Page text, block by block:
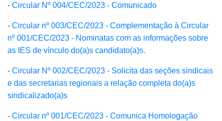
- Circular Nº 004/CEC/2023 - Comunicado
- Circular nº 003/CEC/2023 - Complementação à Circular
nº 001/CEC/2023 - Nominatas com as informações sobre
as IES de vínculo do(a)s candidato(a)s.
- Circular Nº 002/CEC/2023 - Solicita das seções sindicais
e das secretarias regionais a relação completa do(a)s
sindicalizado(a)s
- Circular nº 001/CEC/2023 - Comunica Homologação